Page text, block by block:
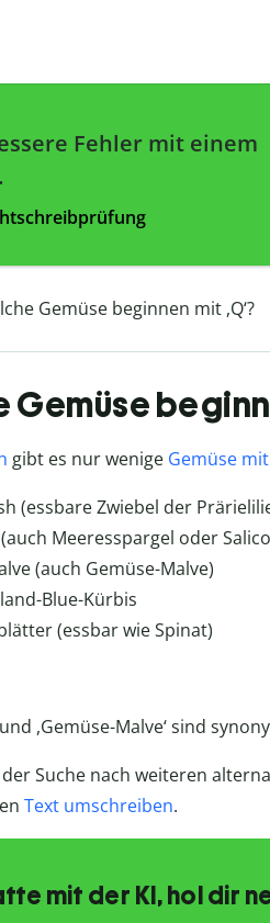
Fehler mit einem
Gemüse beginnen mit ,Q‘?
Gemüse
gibt es nur wenige Gemüse mit
(essbare Zwiebel der
Meeresspargel oder
(auch Gemüse-Malve)
Blue-Kürbis
(essbar wie Spinat)
,Gemüse-Malve‘ sind
Suche nach weiteren
Text umschreiben.
mit der KI, hol dir